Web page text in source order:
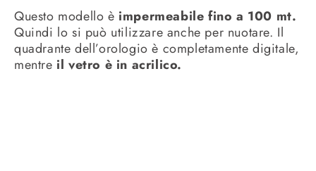
Questo modello è impermeabile fino a 100 mt.
Quindi lo si può utilizzare anche per nuotare. Il
quadrante dell’orologio è completamente digitale,
mentre il vetro è in acrilico.